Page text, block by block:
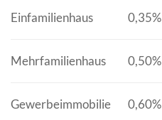
Einfamilienhaus 0,35%
Mehrfamilienhaus 0,50%
Gewerbeimmobilie 0,60%